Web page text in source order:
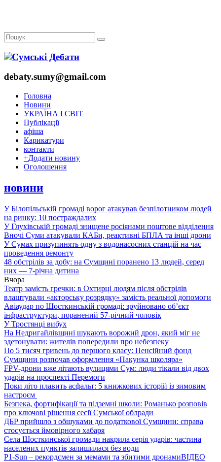
debaty.sumy@gmail.com
Головна
Новини
УКРАЇНА І СВІТ
Публікації
афіша
Карикатури
контакти
+Додати новину
Оголошення
новини
У Білопільській громаді ворог атакував безпілотником людей
на ринку: 10 постраждалих
У Глухівській громаді знищене росіянами поштове відділення
Вночі Суми атакували КАБи, реактивні БПЛА та інші дрони
У Сумах призупинять одну з водонасосних станцій на час
проведення ремонту
48 обстрілів за добу: на Сумщині поранено 13 людей, серед
них — 7-річна дитина
Вчора
Театр замість гречки: в Охтирці людям після обстрілів
влаштували «акторську розрядку» замість реальної допомоги
Авіаудар по Шосткинській громаді: зруйновано об’єкт
інфраструктури, поранений 57-річний чоловік
У Тростянці вибух
На Недригайлівщині шукають ворожий дрон, який міг не
здетонувати: жителів попередили про небезпеку
По 5 тисяч гривень до першого класу: Пенсійний фонд
Сумщини розпочав оформлення «Пакунка школяра»
FPV-дрони вже літають вулицями Сум: люди тікали від двох
ударів на проспекті Перемоги
Поки літо плавить асфальт: 5 книжкових історій із зимовим
настроєм
Безпека, фортифікації та підземні школи: Романько розповів
про ключові рішення сесії Сумської облради
ДБР прийшло з обшуками до податкової Сумщини: справа
стосується ймовірного хабаря
Села Шосткинської громади накрила серія ударів: частина
населених пунктів залишилася без води
P1-Sun – рекордсмен за мемами та збитими дронамиВІДЕО